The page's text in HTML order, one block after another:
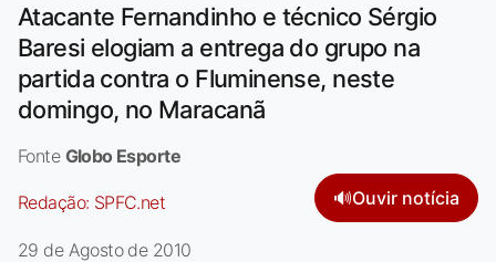
Atacante Fernandinho e técnico Sérgio
Baresi elogiam a entrega do grupo na
partida contra o Fluminense, neste
domingo, no Maracanã
Fonte Globo Esporte
Redação: SPFC.net 🔊Ouvir notícia
29 de Agosto de 2010